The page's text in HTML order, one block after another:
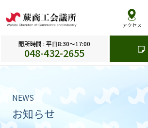
アクセス
開所時間 : 平日8:30～17:00
048-432-2655
NEWS
お知らせ